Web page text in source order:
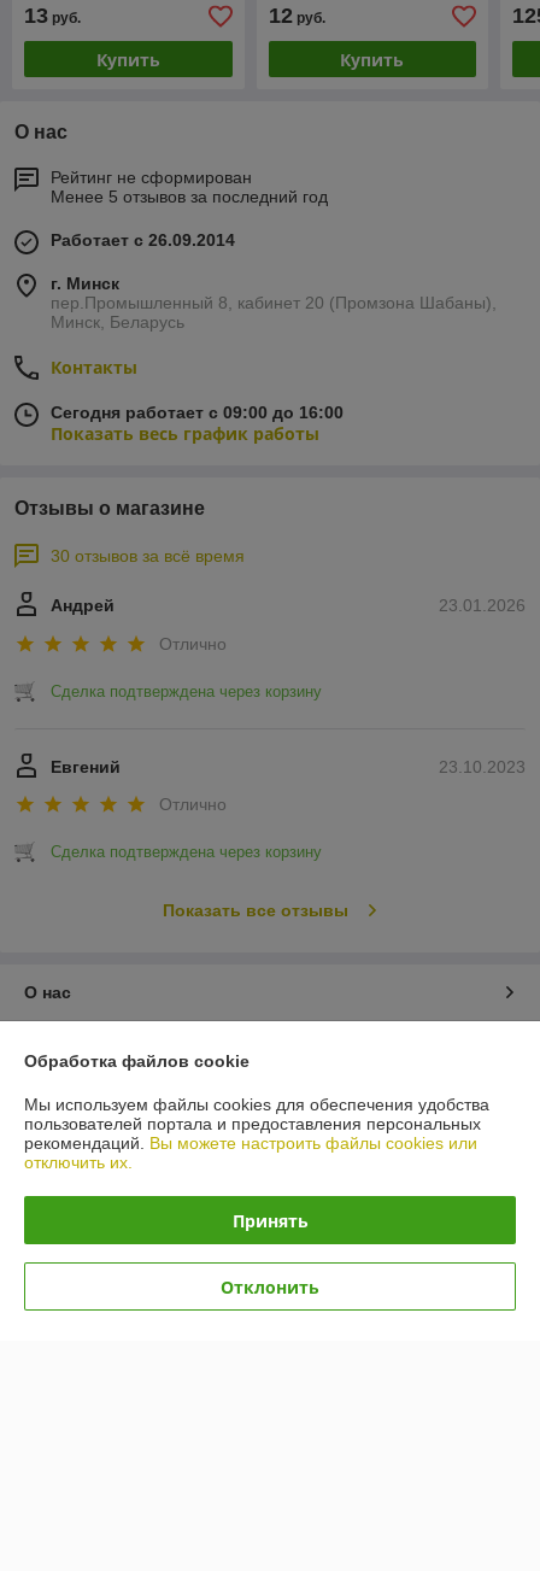
13 руб.
Купить
12руб.
Купить
О нас
Рейтинг не сформирован
Менее 5 отзывов за последний год
Работает с 26.09.2014
г. Минск
пер.Промышленный 8, кабинет 20 (Промзона Шабаны),
Минск, Беларусь
Контакты
Сегодня работает с 09:00 до 16:00
Показать весь график работы
Отзывы о магазине
30 отзывов за всё время
23.01.2026
Андрей
Отлично
Сделка подтверждена через корзину
23.10.2023
Евгений
Отлично
Сделка подтверждена через корзину
Показать все отзывы
О нас
Доставка и оплата
График работы
Обработка файлов cookie
Мы используем файлы cookies для обеспечения удобства
пользователей портала и предоставления персональных
рекомендаций. Вы можете настроить файлы cookies или
отключить их.
Принять
Отклонить